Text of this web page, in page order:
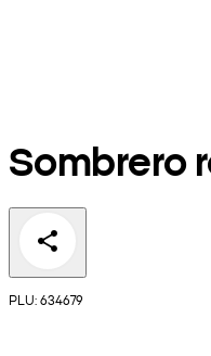
Sombrero
PLU: 634679